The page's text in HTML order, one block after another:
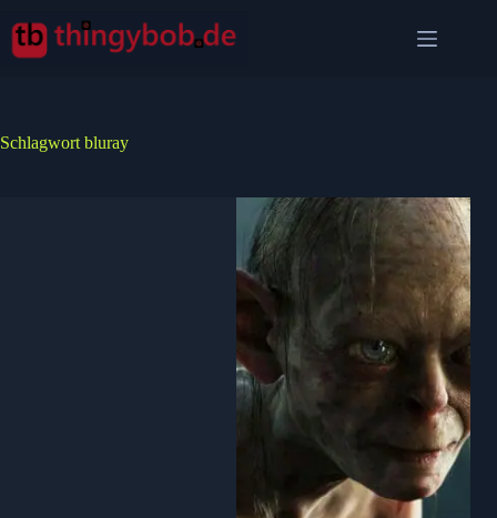
Inhalt
springen
Schlagwort bluray